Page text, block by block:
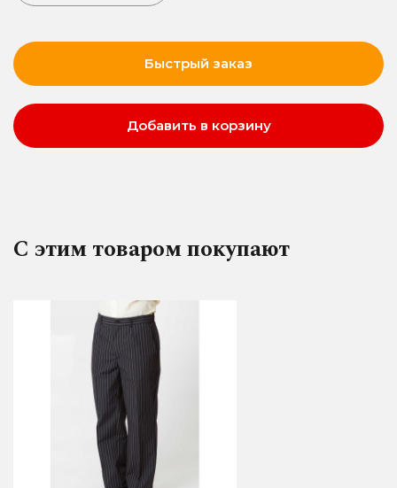
Быстрый заказ
Добавить в корзину
С этим товаром покупают